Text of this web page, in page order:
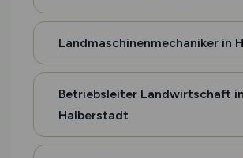
Landmaschinenmechaniker in
Betriebsleiter Landwirtschaft in
Halberstadt